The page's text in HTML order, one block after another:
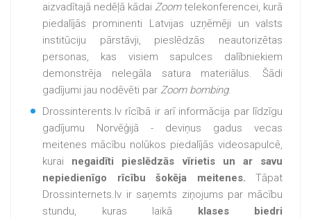
aizvadītajā nedēļā kādai Zoomtelekonferencei, kurā
piedalījās prominenti Latvijas uzņēmēji un valsts
institūciju pārstāvji, pieslēdzās neautorizētas
personas, kas visiem sapulces dalībniekiem
demonstrēja nelegāla satura materiālus. Šādi
gadījumi jau nodēvēti par Zoom bombing.
Drossinterents.lv rīcībā ir arī informācija par līdzīgu
gadījumu Norvēģijā - deviņus gadus vecas
meitenes mācību nolūkos piedalījās videosapulcē,
kurai negaidīti pieslēdzās vīrietis un ar savu
nepiedienīgo rīcību šokēja meitenes. Tāpat
Drossinternets.lv ir saņemts ziņojums par mācību
stundu, kuras laikā klases biedri